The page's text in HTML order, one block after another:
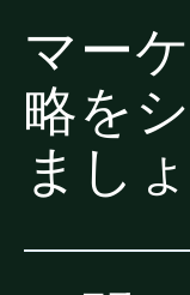
マー
略を
まし